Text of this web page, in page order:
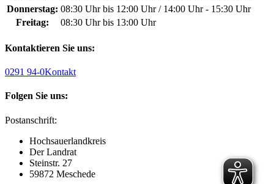
Donnerstag: 08:30 Uhr bis 12:00 Uhr / 14:00 Uhr - 15:30 Uhr
Freitag:
08:30 Uhr bis 13:00 Uhr
Kontaktieren Sie uns:
0291 94-0Kontakt
Folgen Sie uns:
Postanschrift:
Hochsauerlandkreis
Der Landrat
Steinstr. 27
59872 Meschede